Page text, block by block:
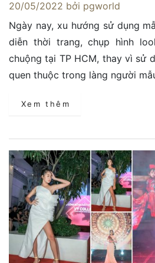
20/05/2022 bởi pgworld
Ngày nay, xu hướng sử dụng
diễn thời trang, chụp hình
chuộng tại TP HCM, thay vì sử
quen thuộc trong làng người
Xem thêm